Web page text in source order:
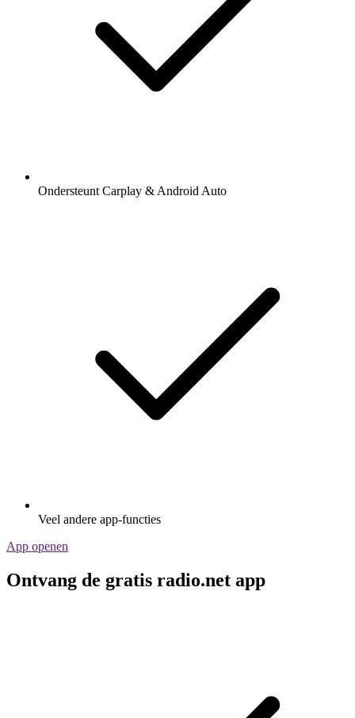
Ondersteunt Carplay & Android Auto
Veel andere app-functies
App openen
Ontvang de gratis radio.net app